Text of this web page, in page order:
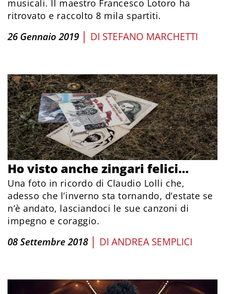
musicali. Il maestro Francesco Lotoro ha
ritrovato e raccolto 8 mila spartiti.
26 Gennaio 2019 | DI STEFANO MARCHETTI
Ho visto anche zingari felici…
Una foto in ricordo di Claudio Lolli che,
adesso che l’inverno sta tornando, d’estate se
n’è andato, lasciandoci le sue canzoni di
impegno e coraggio.
08 Settembre 2018 | DI ANDREA SEMPLICI